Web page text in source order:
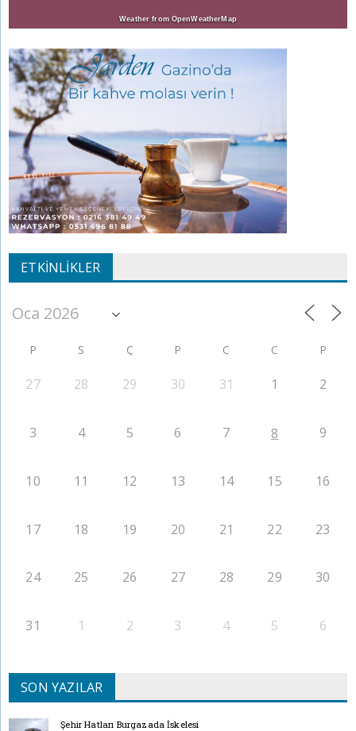
Weather from OpenWeatherMap
ETKINLIKLER
P S Ç P C C P
27 28 29 30 31 1 2
3 4 5 6 7 8 9
10 11 12 13 14 15 16
17 18 19 20 21 22 23
24 25 26 27 28 29 30
31 1 2 3 4 5 6
SON YAZILAR
Şehir Hatları Burgazada İskelesi